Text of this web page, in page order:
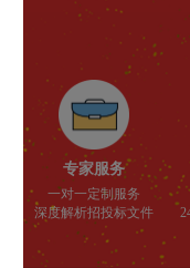
专家服务
一对一定制服务
深度解析招投标文件